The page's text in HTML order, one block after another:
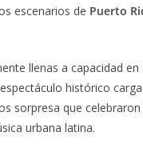
escenarios de Puerto
llenas a capacidad en
histórico
sorpresa que
urbana latina.